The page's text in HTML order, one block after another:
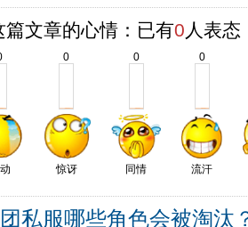
文章的心情：已有0 人表态
0
惊讶
0
同情
0
流汗
私服哪些角色会被淘汰